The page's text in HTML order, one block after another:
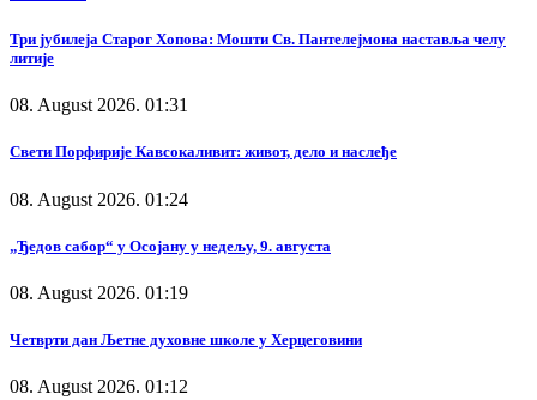
Три јубилеја Старог Хопова: Мошти Св. Пантелејмона наставља челу
литије
08. August 2026. 01:31
Свети Порфирије Кавсокаливит: живот, дело и наслеђе
08. August 2026. 01:24
„Ђедов сабор“ у Осојану у недељу, 9. августа
08. August 2026. 01:19
Четврти дан Љетне духовне школе у Херцеговини
08. August 2026. 01:12